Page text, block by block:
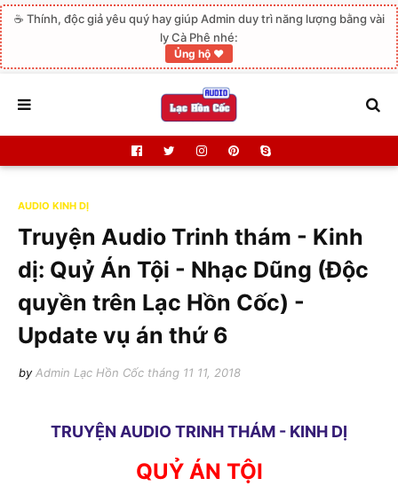
☕ Thính, độc giả yêu quý hay giúp Admin duy trì năng lượng bằng vài
ly Cà Phê nhé:
Ủng hộ ❤️
AUDIO KINH DỊ
Truyện Audio Trinh thám - Kinh
dị: Quỷ Án Tội - Nhạc Dũng (Độc
quyền trên Lạc Hồn Cốc) -
Update vụ án thứ 6
by Admin Lạc Hồn Cốc tháng 11 11, 2018
TRUYỆN AUDIO TRINH THÁM - KINH DỊ
QUỶ ÁN TỘI